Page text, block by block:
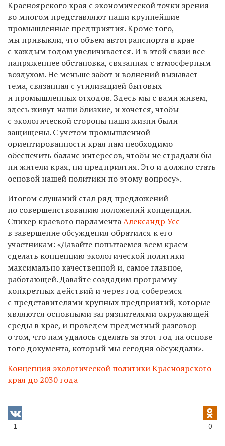
Красноярского края с экономической точки зрения
во многом представляют наши крупнейшие
промышленные предприятия. Кроме того,
мы привыкли, что объем автотранспорта в крае
с каждым годом увеличивается. И в этой связи все
напряженнее обстановка, связанная с атмосферным
воздухом. Не меньше забот и волнений вызывает
тема, связанная с утилизацией бытовых
и промышленных отходов. Здесь мы с вами живем,
здесь живут наши близкие, и хочется, чтобы
с экологической стороны наши жизни были
защищены. С учетом промышленной
ориентированности края нам необходимо
обеспечить баланс интересов, чтобы не страдали бы
ни жители края, ни предприятия. Это и должно стать
основой нашей политики по этому вопросу».
Итогом слушаний стал ряд предложений
по совершенствованию положений концепции.
Спикер краевого парламентаАлександр Усс
в завершение обсуждения обратился к его
участникам: «Давайте попытаемся всем краем
сделать концепцию экологической политики
максимально качественной и, самое главное,
работающей. Давайте создадим программу
конкретных действий и через год соберемся
с представителями крупных предприятий, которые
являются основными загрязнителями окружающей
среды в крае, и проведем предметный разговор
о том, что нам удалось сделать за этот год на основе
того документа, который мы сегодня обсуждали».
Концепция экологической политики Красноярского
края до 2030 года
1 0